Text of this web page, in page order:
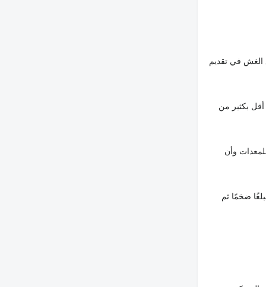
الغش في تقديم
بكثير من
وأن
ضخمًا ثم